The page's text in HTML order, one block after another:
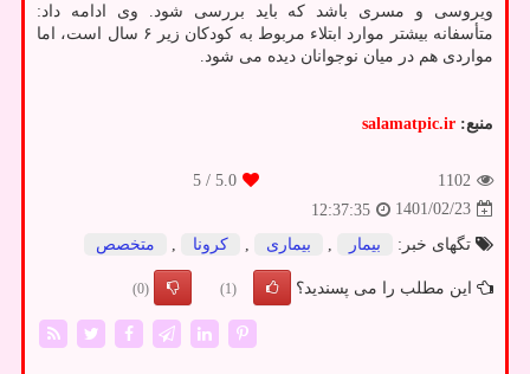
ویروسی و مسری باشد که باید بررسی شود. وی ادامه داد:
متأسفانه بیشتر موارد ابتلاء مربوط به کودکان زیر ۶ سال است، اما
مواردی هم در میان نوجوانان دیده می شود.
منبع: salamatpic.ir
1102
5.0
/ 5
1401/02/23
12:37:35
تگهای خبر:
بیمار , بیماری , كرونا , متخصص
این مطلب را می پسندید؟ (1)
(0)